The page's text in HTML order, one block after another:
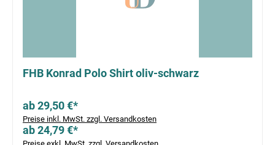
FHB Konrad Polo Shirt oliv-schwarz
ab 29,50 €*
Preise inkl. MwSt. zzgl. Versandkosten
ab 24,79 €*